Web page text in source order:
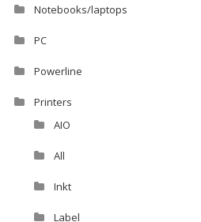
Notebooks/laptops
PC
Powerline
Printers
AIO
All
Inkt
Label